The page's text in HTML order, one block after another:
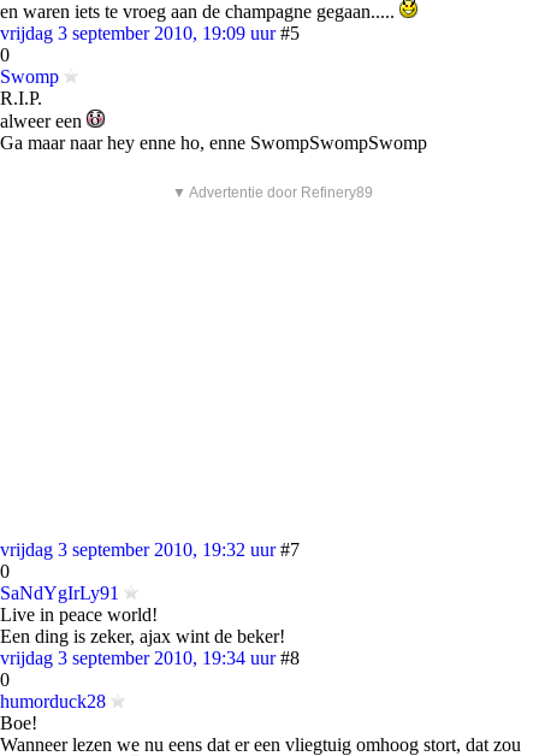
en waren iets te vroeg aan de champagne gegaan.....
vrijdag 3 september 2010, 19:09 uur #5
0
Swomp
R.I.P.
alweer een
Ga maar naar hey enne ho, enne SwompSwompSwomp
▼ Advertentie door Refinery89
vrijdag 3 september 2010, 19:32 uur #7
0
SaNdYgIrLy91
Live in peace world!
Een ding is zeker, ajax wint de beker!
vrijdag 3 september 2010, 19:34 uur #8
0
humorduck28
Boe!
Wanneer lezen we nu eens dat er een vliegtuig omhoog stort, dat zou